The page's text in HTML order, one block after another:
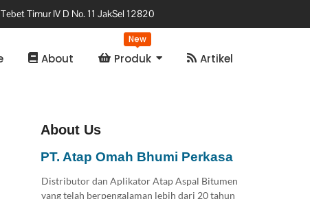
Tebet Timur IV D No. 11 JakSel 12820
About Produk
New
Artikel
About Us
PT. Atap Omah Bhumi Perkasa
Distributor dan Aplikator Atap Aspal Bitumen
yang telah berpengalaman lebih dari 20 tahun